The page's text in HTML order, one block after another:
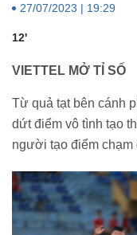
27/07/2023 | 19:29
12'
VIETTEL MỞ TỈ SỐ
Từ quả tạt bên cánh
dứt điểm vô tình tạo
người tạo điểm